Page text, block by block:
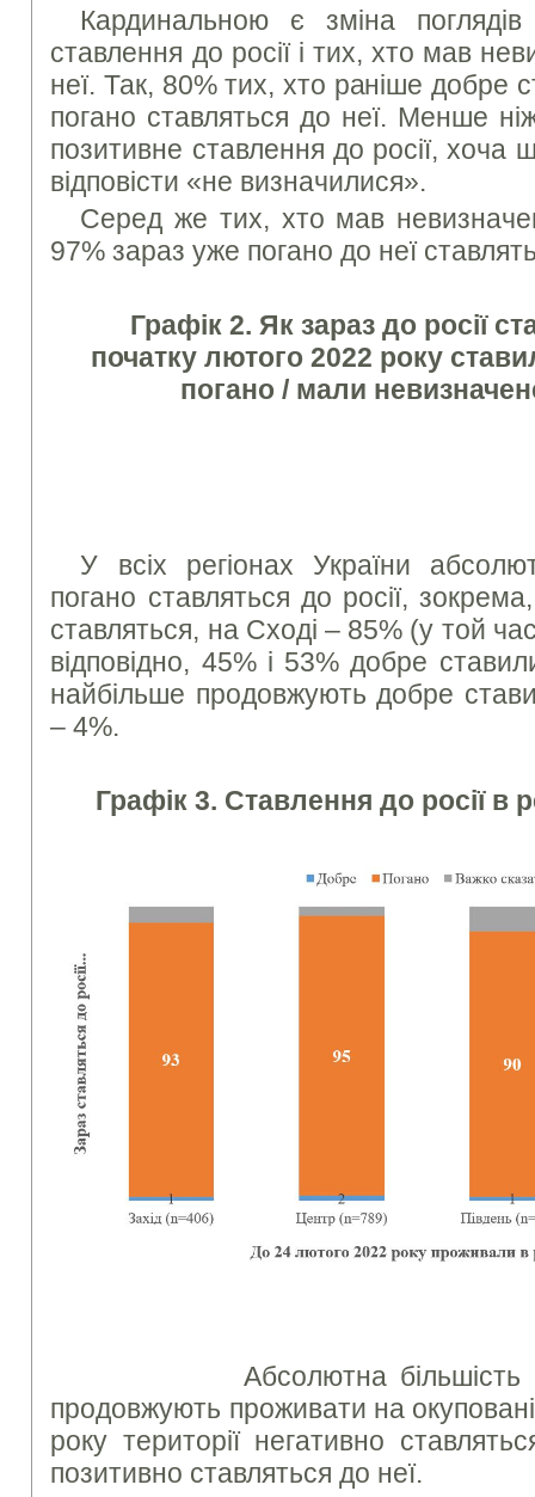
Кардинальною є зміна
ставлення до росії і тих, хто мав
неї. Так, 80% тих, хто раніше добре
погано ставляться до неї. Менше
позитивне ставлення до росії, хоча
відповісти «не визначилися».
Серед же тих, хто мав
97% зараз уже погано до неї
Графік 2. Як зараз до росії
початку лютого 2022 року
погано / мали
У всіх регіонах України
погано ставляться до росії,
ставляться, на Сході – 85% (у той
відповідно, 45% і 53% добре
найбільше продовжують добре
– 4%.
Графік 3. Ставлення до росії в
Абсолютна більшість
продовжують проживати на
року території негативно
позитивно ставляться до неї.